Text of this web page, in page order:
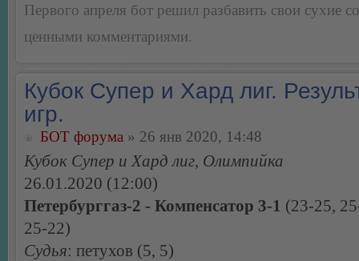
Первого апреля бот решил разбавить свои сухие
ценными комментариями.
Кубок Супер и Хард лиг.
игр.
БОТ форума » 26 янв 2020, 14:48
Кубок Супер и Хард лиг, Олимпийка
26.01.2020 (12:00)
Петербурггаз-2 - Компенсатор 3-1 (23-25,
25-22)
Судья: петухов (5, 5)